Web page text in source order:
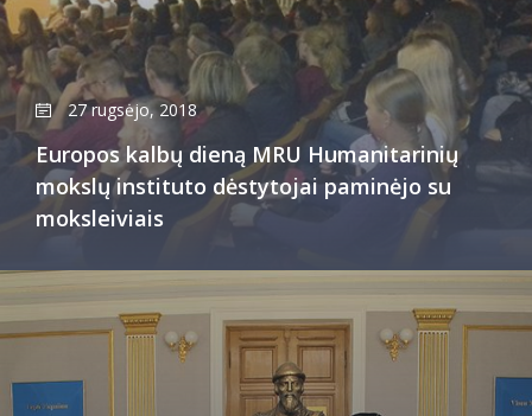
27 rugsėjo, 2018
Europos kalbų dieną MRU Humanitarinių
mokslų instituto dėstytojai paminėjo su
moksleiviais